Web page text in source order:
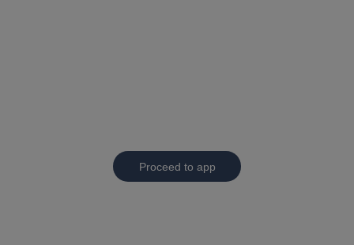
Proceed to app